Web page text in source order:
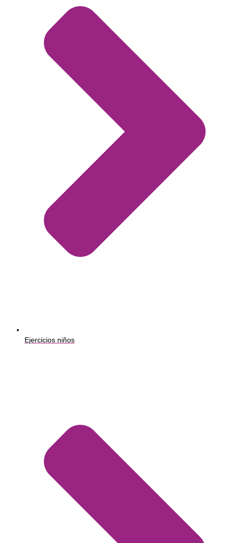
Ejercicios niños